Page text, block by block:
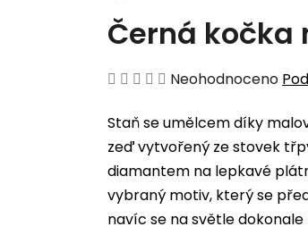
Černá kočka
Průměrné
produktu
je
0,0
z
5
Neohodnoceno
Staň se umělcem díky
zeď vytvořený ze stovek
diamantem na lepkavé
vybraný motiv, který se
navíc se na světle